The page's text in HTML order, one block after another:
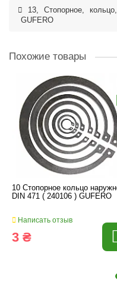
13, Стопорное, кольцо,
GUFERO
Похожие товары
10 Стопорное кольцо
DIN 471 ( 240106 ) GUFERO
Написать отзыв
3 ₴